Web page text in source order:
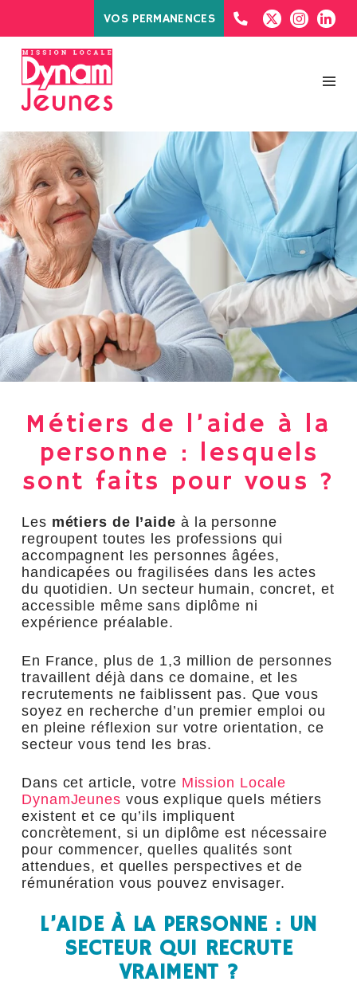
VOS PERMANENCES
Métiers de l’aide à la
personne : lesquels
sont faits pour vous ?
Les métiers de l’aide à la personne
regroupent toutes les professions qui
accompagnent les personnes âgées,
handicapées ou fragilisées dans les actes
du quotidien. Un secteur humain, concret, et
accessible même sans diplôme ni
expérience préalable.
En France, plus de 1,3 million de personnes
travaillent déjà dans ce domaine, et les
recrutements ne faiblissent pas. Que vous
soyez en recherche d’un premier emploi ou
en pleine réflexion sur votre orientation, ce
secteur vous tend les bras.
Dans cet article, votre Mission Locale
DynamJeunes vous explique quels métiers
existent et ce qu’ils impliquent
concrètement, si un diplôme est nécessaire
pour commencer, quelles qualités sont
attendues, et quelles perspectives et de
rémunération vous pouvez envisager.
L’AIDE À LA PERSONNE : UN
SECTEUR QUI RECRUTE
VRAIMENT ?